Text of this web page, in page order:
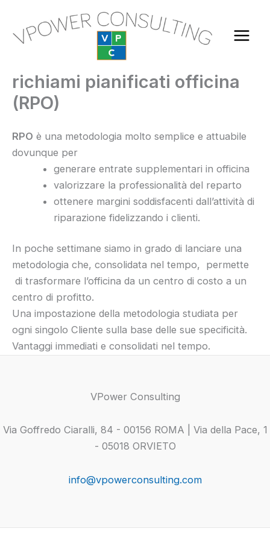
contenuto
richiami pianificati officina
(RPO)
RPO è una metodologia molto semplice e attuabile
dovunque per
generare entrate supplementari in officina
valorizzare la professionalità del reparto
ottenere margini soddisfacenti dall’attività di
riparazione fidelizzando i clienti.
In poche settimane siamo in grado di lanciare una
metodologia che, consolidata nel tempo, permette
di trasformare l’officina da un centro di costo a un
centro di profitto.
Una impostazione della metodologia studiata per
ogni singolo Cliente sulla base delle sue specificità.
Vantaggi immediati e consolidati nel tempo.
VPower Consulting
Via Goffredo Ciaralli, 84 - 00156 ROMA | Via della Pace, 1
- 05018 ORVIETO
info@vpowerconsulting.com